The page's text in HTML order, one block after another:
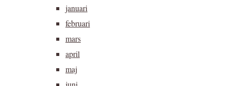
januari
februari
mars
april
maj